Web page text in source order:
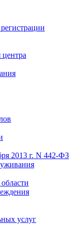
2013 г. N 442-ФЗ
услуг